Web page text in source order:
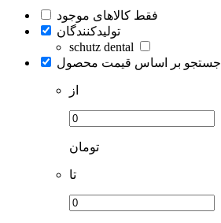
فقط کالاهای موجود
تولیدکنندگان
schutz dental
جستجو بر اساس قیمت محصول
از
تومان
تا